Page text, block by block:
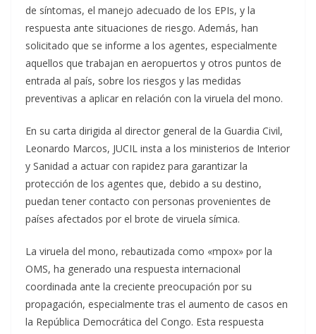
de síntomas, el manejo adecuado de los EPIs, y la
respuesta ante situaciones de riesgo. Además, han
solicitado que se informe a los agentes, especialmente
aquellos que trabajan en aeropuertos y otros puntos de
entrada al país, sobre los riesgos y las medidas
preventivas a aplicar en relación con la viruela del mono.
En su carta dirigida al director general de la Guardia Civil,
Leonardo Marcos, JUCIL insta a los ministerios de Interior
y Sanidad a actuar con rapidez para garantizar la
protección de los agentes que, debido a su destino,
puedan tener contacto con personas provenientes de
países afectados por el brote de viruela símica.
La viruela del mono, rebautizada como «mpox» por la
OMS, ha generado una respuesta internacional
coordinada ante la creciente preocupación por su
propagación, especialmente tras el aumento de casos en
la República Democrática del Congo. Esta respuesta